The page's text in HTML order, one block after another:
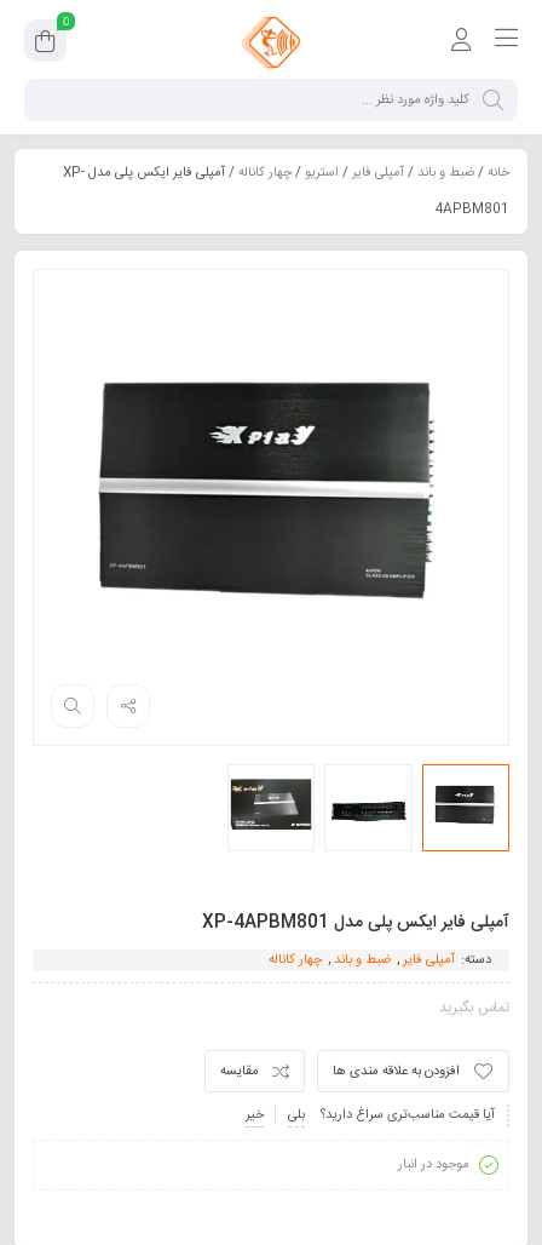
0
خانه/ضبط و باند /آمپلی فایر/ استریو/چهار کاناله
/ آمپلی فایر ایکس پلی مدل XP-
4APBM801
آمپلی فایر ایکس پلی مدل XP-4APBM801
دسته: آمپلی فایر, ضبط و باند , چهار کاناله
تماس بگیرید
مقایسه
افزودن به علاقه مندی ها
آیا قیمت مناسب‌تری سراغ دارید؟
بلی خیر
موجود در انبار